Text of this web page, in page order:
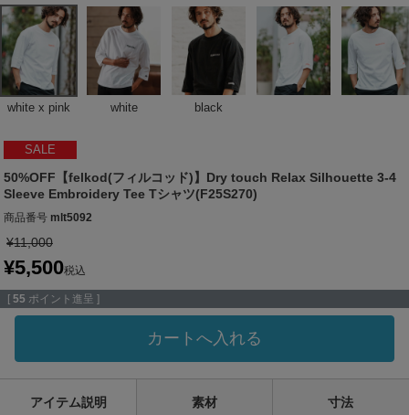
white x pink white black
SALE
50%OFF【felkod(フィルコッド)】Dry touch Relax Silhouette 3-4
Sleeve Embroidery Tee Tシャツ(F25S270)
商品番号 mlt5092
¥11,000
¥5,500税込
[ 55 ポイント進呈 ]
カートへ入れる
アイテム説明 素材 寸法